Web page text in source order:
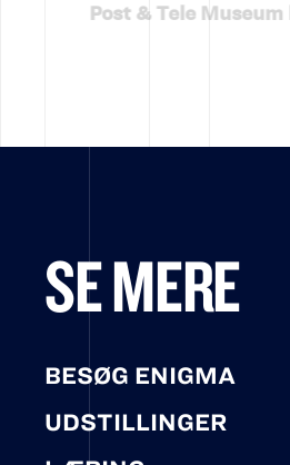
Post & Tele
SE MERE
BESØG ENIGMA
UDSTILLINGER